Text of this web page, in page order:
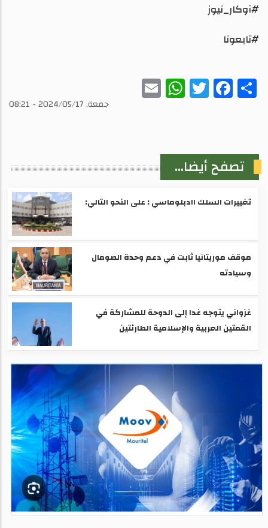
#آوكار_نيوز
#تابعونا
Share
Facebook
Twitter
WhatsAppجمعة, 2024/05/17 - 08:21
تصفح أيضا...
تغييرات السلك اادبلوماسي : على النحو التالي:
موقف موريتانيا ثابت في دعم وحدة الصومال
وسيادته
غزواني يتوجه غدا إلى الدوحة للمشاركة في
القمتين العربية والإسلامية الطارئتين